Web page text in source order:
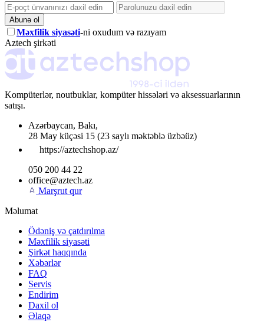
Abunə ol
Məxfilik siyasəti-ni oxudum və razıyam
Aztech şirkəti
Kompüterlər, noutbuklar, kompüter hissələri və aksessuarlarının
satışı.
Azərbaycan, Bakı,
28 May küçəsi 15 (23 saylı məktəblə üzbəüz)
https://aztechshop.az/
050 200 44 22
office@aztech.az
Marşrut qur
Məlumat
Ödəniş və çatdırılma
Məxfilik siyasəti
Şirkət haqqında
Xəbərlər
FAQ
Servis
Endirim
Daxil ol
Əlaqə